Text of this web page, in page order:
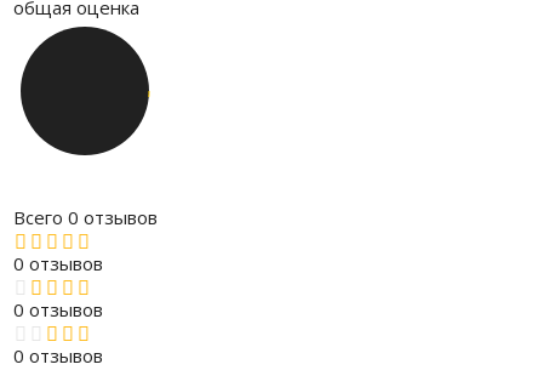
общая оценка
Всего 0 отзывов
0 отзывов
0 отзывов
0 отзывов